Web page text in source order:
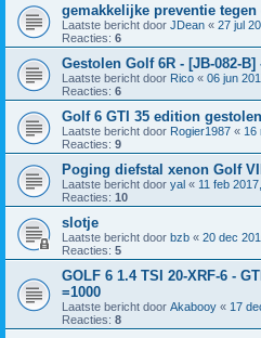
gemakkelijke preventie
Laatste bericht door JDean « 27 jul
Reacties: 6
Gestolen Golf 6R - [JB-082-B]
Laatste bericht door Rico « 06 jun
Reacties: 6
Golf 6 GTI 35 edition gestolen
Laatste bericht door Rogier1987 « 16
Reacties: 9
Poging diefstal xenon Golf
Laatste bericht door yal « 11 feb
Reacties: 10
slotje
Laatste bericht door bzb « 20 dec
Reacties: 5
GOLF 6 1.4 TSI 20-XRF-6 -
=1000
Laatste bericht door Akabooy « 17
Reacties: 8